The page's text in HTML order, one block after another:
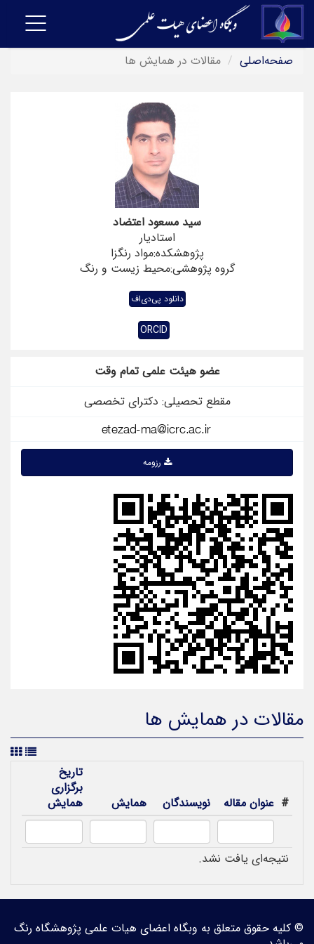
Toggle
صفحه‌اصلی
مقالات در همایش ها
سید مسعود اعتضاد
استادیار
پژوهشکده:مواد رنگزا
گروه پژوهشی:محیط زیست و رنگ
دانلود پی‌دی‌اف
ORCID
عضو هیئت علمی تمام وقت
مقطع تحصیلی: دکترای تخصصی
رزومه
مقالات در همایش ها
# عنوان مقاله نویسندگان همایش
تاریخ
برگزاری
همایش
نتیجه‌ای یافت نشد.
© کلیه حقوق متعلق به وبگاه اعضای هیات علمی پژوهشگاه رنگ